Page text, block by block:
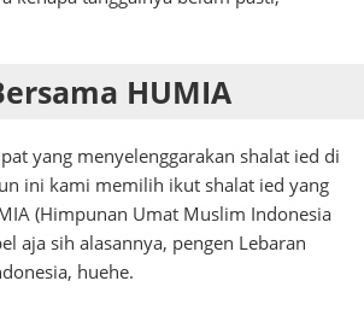
HUMIA
yang menyelenggarakan shalat ied di
ini kami memilih ikut shalat ied yang
(Himpunan Umat Muslim Indonesia
aja sih alasannya, pengen Lebaran
huehe.